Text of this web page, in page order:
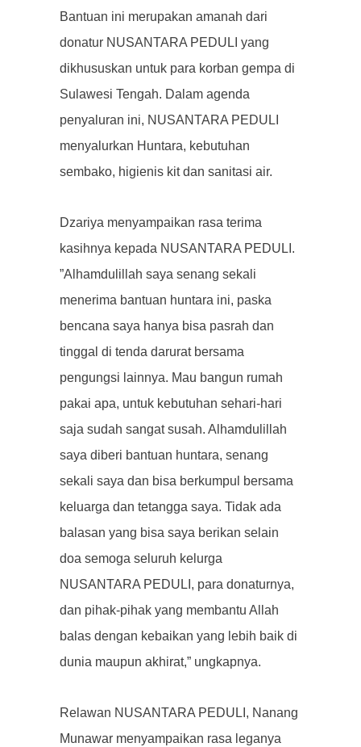
Bantuan ini merupakan amanah dari
donatur NUSANTARA PEDULI yang
dikhususkan untuk para korban gempa di
Sulawesi Tengah. Dalam agenda
penyaluran ini, NUSANTARA PEDULI
menyalurkan Huntara, kebutuhan
sembako, higienis kit dan sanitasi air.
Dzariya menyampaikan rasa terima
kasihnya kepada NUSANTARA PEDULI.
”Alhamdulillah saya senang sekali
menerima bantuan huntara ini, paska
bencana saya hanya bisa pasrah dan
tinggal di tenda darurat bersama
pengungsi lainnya. Mau bangun rumah
pakai apa, untuk kebutuhan sehari-hari
saja sudah sangat susah. Alhamdulillah
saya diberi bantuan huntara, senang
sekali saya dan bisa berkumpul bersama
keluarga dan tetangga saya. Tidak ada
balasan yang bisa saya berikan selain
doa semoga seluruh kelurga
NUSANTARA PEDULI, para donaturnya,
dan pihak-pihak yang membantu Allah
balas dengan kebaikan yang lebih baik di
dunia maupun akhirat,” ungkapnya.
Relawan NUSANTARA PEDULI, Nanang
Munawar menyampaikan rasa leganya